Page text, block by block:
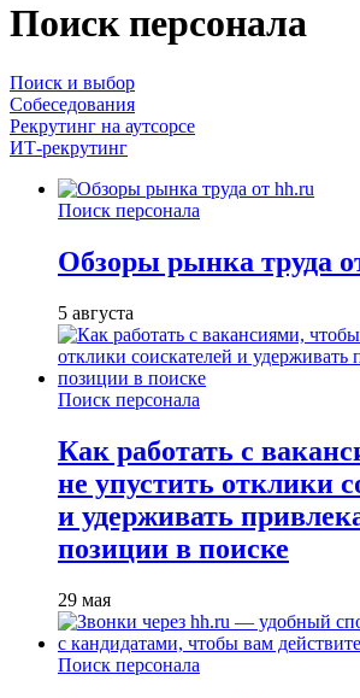
Поиск персонала
Поиск и выбор
Собеседования
Рекрутинг на аутсорсе
ИТ-рекрутинг
Поиск персонала
Обзоры рынка труда
5 августа
Поиск персонала
Как работать с
не упустить отклики
и удерживать
позиции в поиске
29 мая
Поиск персонала